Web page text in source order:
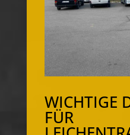
WICHTIGE
FÜR